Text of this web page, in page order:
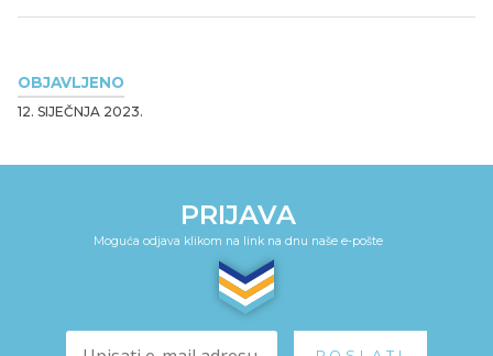
OBJAVLJENO
12. SIJEČNJA 2023.
PRIJAVA
Moguća odjava klikom na link na dnu naše e-pošte